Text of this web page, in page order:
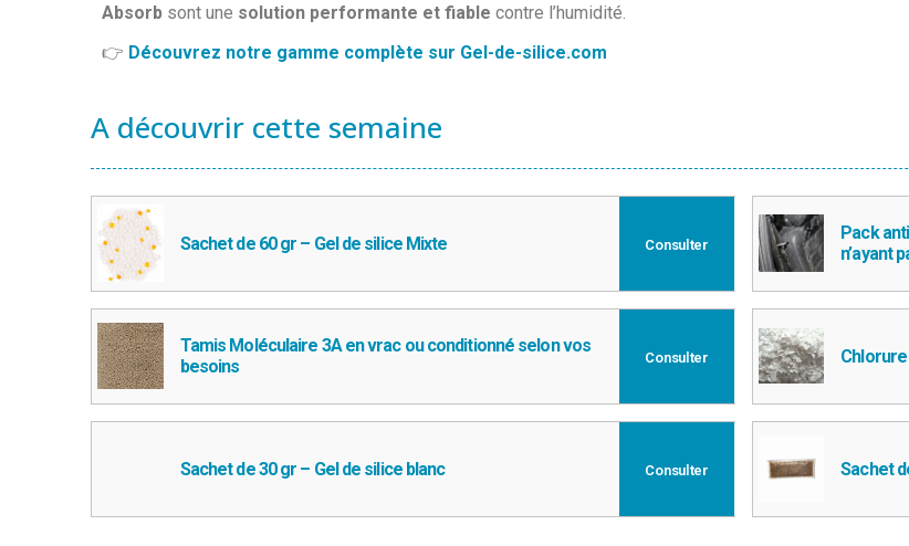
Absorb sont une solution performante et fiable contre l’humidité.
👉 Découvrez notre gamme complète sur Gel-de-silice.com
A découvrir cette semaine
Sachet de 60 gr – Gel de silice Mixte Consulter
Pack
n’ayant
Tamis Moléculaire 3A en vrac ou conditionné selon vos
besoins
Consulter
Sachet de 30 gr – Gel de silice blanc Consulter Sachet